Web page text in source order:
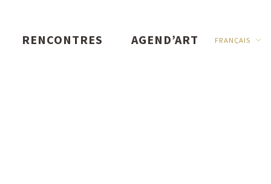
RENCONTRES AGEND’ART FRANÇAIS